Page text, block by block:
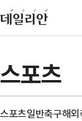
스포츠
스포츠일반축구해